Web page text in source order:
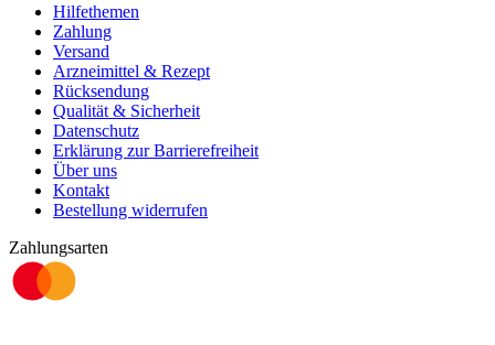
Hilfethemen
Zahlung
Versand
Arzneimittel & Rezept
Rücksendung
Qualität & Sicherheit
Datenschutz
Erklärung zur Barrierefreiheit
Über uns
Kontakt
Bestellung widerrufen
Zahlungsarten